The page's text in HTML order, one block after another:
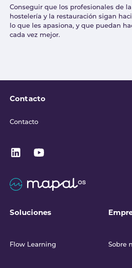
Conseguir que los profesionales de la
hostelería y la restauración sigan
lo que les apasiona, y que puedan
cada vez mejor.
Contacto
Contacto
Soluciones
Flow Learning Sobre